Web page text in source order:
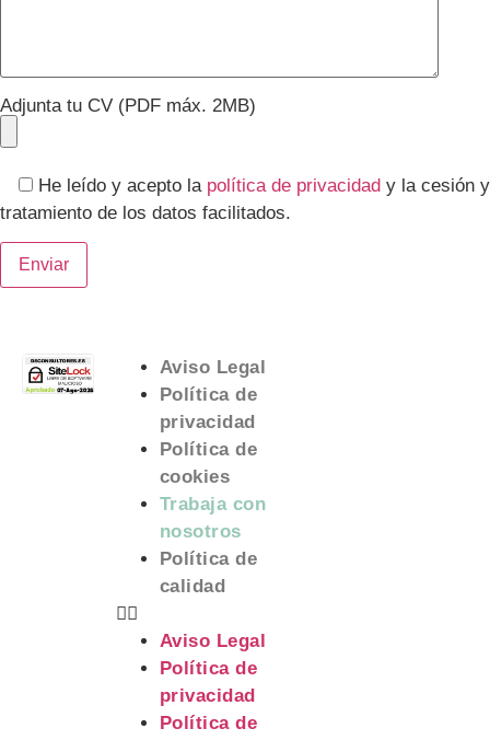
Adjunta tu CV (PDF máx. 2MB)
He leído y acepto la política de privacidad y la cesión y
tratamiento de los datos facilitados.
Aviso Legal
Política de
privacidad
Política de
cookies
Trabaja con
nosotros
Política de
calidad
Aviso Legal
Política de
privacidad
Política de